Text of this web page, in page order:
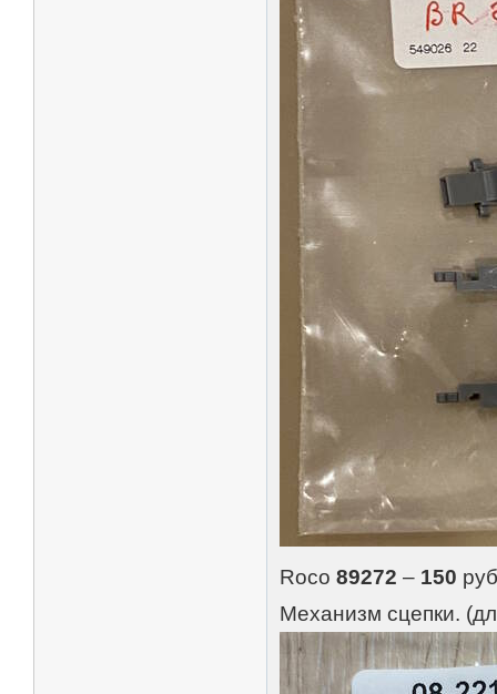
Roco89272 – 150
Механизм сцепки.